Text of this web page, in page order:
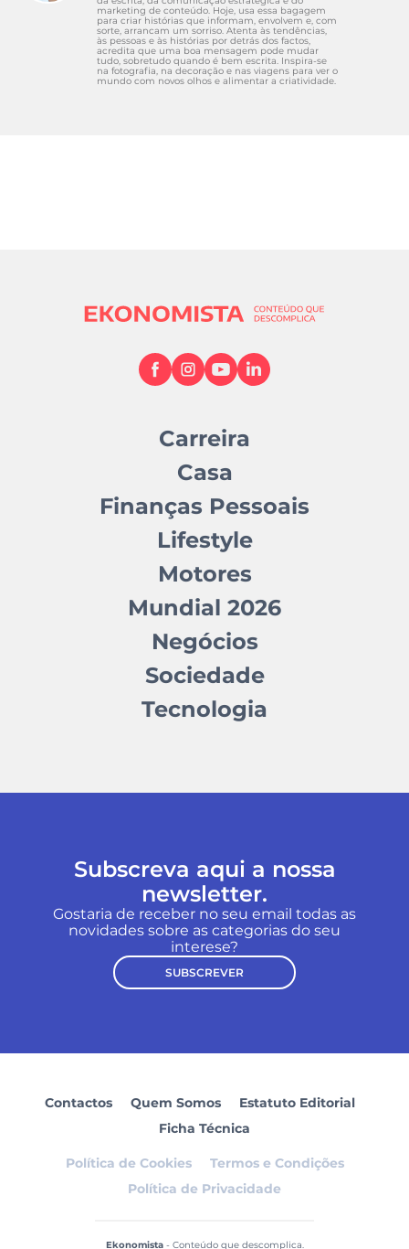
marketing de conteúdo. Hoje, usa essa bagagem
para criar histórias que informam, envolvem e, com
sorte, arrancam um sorriso. Atenta às tendências,
às pessoas e às histórias por detrás dos factos,
acredita que uma boa mensagem pode mudar
tudo, sobretudo quando é bem escrita. Inspira-se
na fotografia, na decoração e nas viagens para ver o
mundo com novos olhos e alimentar a criatividade.
Carreira
Casa
Finanças Pessoais
Lifestyle
Motores
Mundial 2026
Negócios
Sociedade
Tecnologia
Subscreva aqui a nossa
newsletter.
Gostaria de receber no seu email todas as
novidades sobre as categorias do seu
interese?
SUBSCREVER
Contactos Quem Somos
Estatuto Editorial
Ficha Técnica
Política de Cookies
Termos e Condições
Política de Privacidade
Ekonomista- Conteúdo que descomplica.